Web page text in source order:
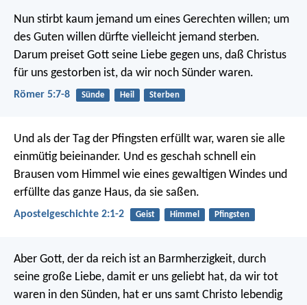
Nun stirbt kaum jemand um eines Gerechten willen; um
des Guten willen dürfte vielleicht jemand sterben.
Darum preiset Gott seine Liebe gegen uns, daß Christus
für uns gestorben ist, da wir noch Sünder waren.
Römer 5:7-8 Sünde Heil Sterben
Und als der Tag der Pfingsten erfüllt war, waren sie alle
einmütig beieinander. Und es geschah schnell ein
Brausen vom Himmel wie eines gewaltigen Windes und
erfüllte das ganze Haus, da sie saßen.
Apostelgeschichte 2:1-2 Geist Himmel Pfingsten
Aber Gott, der da reich ist an Barmherzigkeit, durch
seine große Liebe, damit er uns geliebt hat, da wir tot
waren in den Sünden, hat er uns samt Christo lebendig